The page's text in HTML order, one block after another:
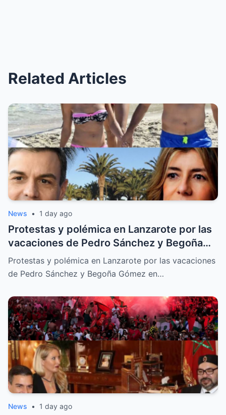
Related Articles
News • 1 day ago
Protestas y polémica en Lanzarote por las
vacaciones de Pedro Sánchez y Begoña
Gómez en La Mareta
Protestas y polémica en Lanzarote por las vacaciones
de Pedro Sánchez y Begoña Gómez en…
News • 1 day ago